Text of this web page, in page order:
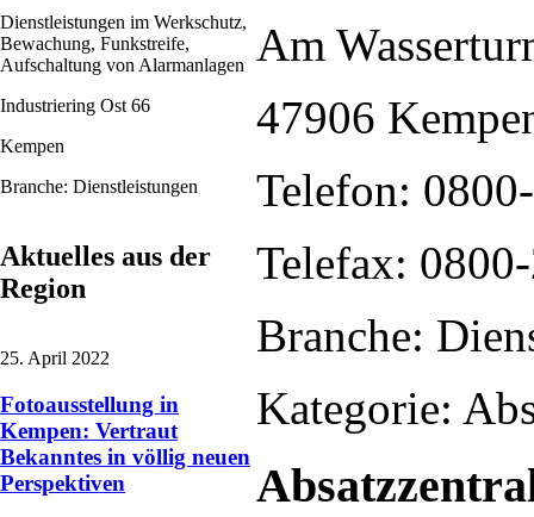
Dienstleistungen im Werkschutz,
Bewachung, Funkstreife,
Aufschaltung von Alarmanlagen
Industriering Ost 66
Kempen
Branche: Dienstleistungen
Aktuelles aus der
Region
25. April 2022
Fotoausstellung in
Kempen: Vertraut
Bekanntes in völlig neuen
Perspektiven
Am
47906
Telefon:
Telefax:
Branche:
Kategorie: